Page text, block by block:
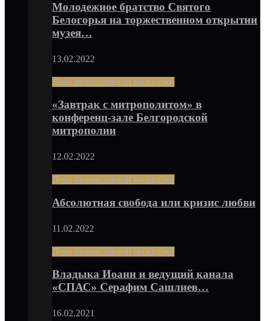
Молодежное братство Святого
Белогорья на торжественном открытии
музея…
13.02.2022
День православной молодёжи
«Завтрак с митрополитом» в
конференц-зале Белгородской
митрополии
12.02.2022
День православной молодёжи
Абсолютная свобода или кризис любви
11.02.2022
День православной молодёжи
Владыка Иоанн и ведущий канала
«СПАС» Серафим Сашлиев…
16.02.2021